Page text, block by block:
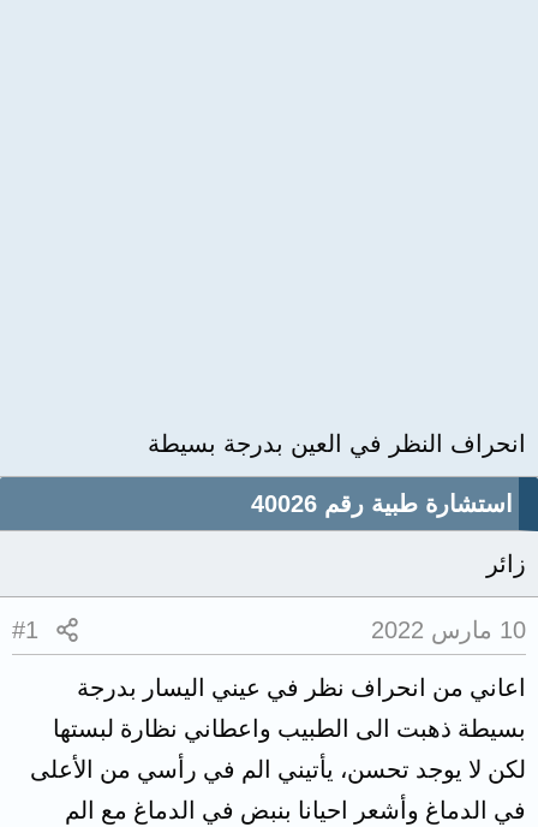
انحراف النظر في العين بدرجة بسيطة
استشارة طبية رقم 40026
زائر
10 مارس 2022 #1
اعاني من انحراف نظر في عيني اليسار بدرجة
بسيطة ذهبت الى الطبيب واعطاني نظارة لبستها
لكن لا يوجد تحسن، يأتيني الم في رأسي من الأعلى
في الدماغ وأشعر احيانا بنبض في الدماغ مع الم